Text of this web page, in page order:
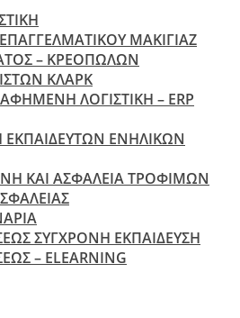
ΜΑΚΙΓΙΑΖ
– ΚΡΕΟΠΩΛΩΝ
ΚΛΑΡΚ
ΛΟΓΙΣΤΙΚΗ – ERP
ΕΚΠΑΙΔΕΥΤΩΝ ΕΝΗΛΙΚΩΝ
ΚΑΙ ΑΣΦΑΛΕΙΑ ΤΡΟΦΙΜΩΝ
ΣΥΓΧΡΟΝΗ ΕΚΠΑΙΔΕΥΣΗ
– ELEARNING